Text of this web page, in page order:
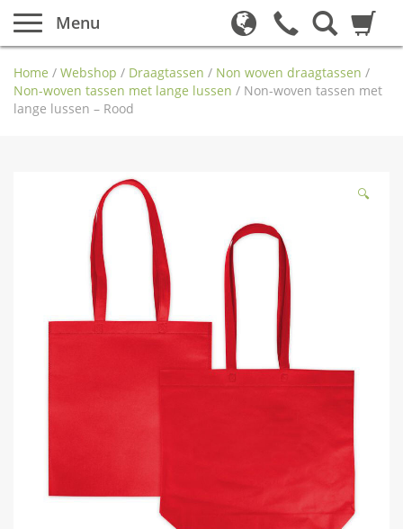
Menu
Home / Webshop / Draagtassen / Non woven draagtassen /
Non-woven tassen met lange lussen / Non-woven tassen met
lange lussen – Rood
🔍